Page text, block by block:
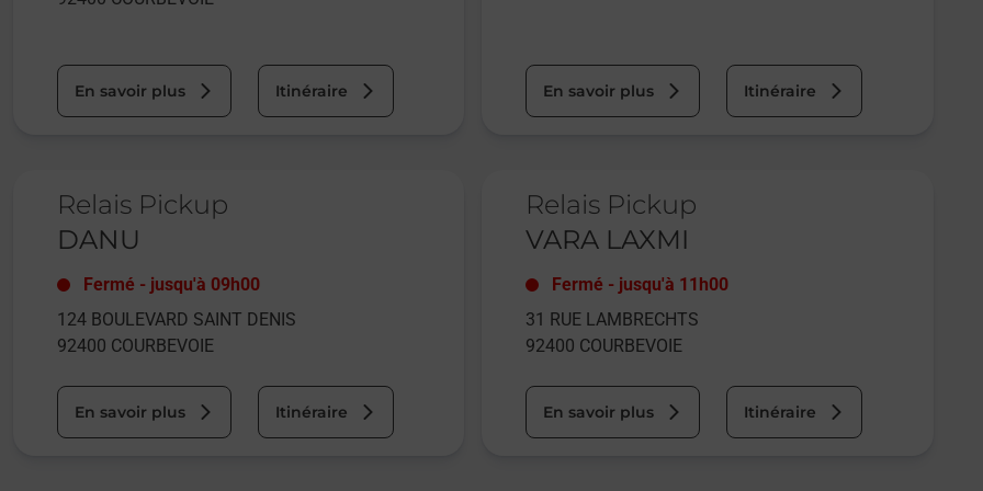
En savoir plus Itinéraire En savoir plus Itinéraire
Relais Pickup
DANU
Fermé - jusqu'à 09h00
124 BOULEVARD SAINT DENIS
92400 COURBEVOIE
En savoir plus Itinéraire
Relais Pickup
VARA LAXMI
Fermé - jusqu'à 11h00
31 RUE LAMBRECHTS
92400 COURBEVOIE
En savoir plus Itinéraire